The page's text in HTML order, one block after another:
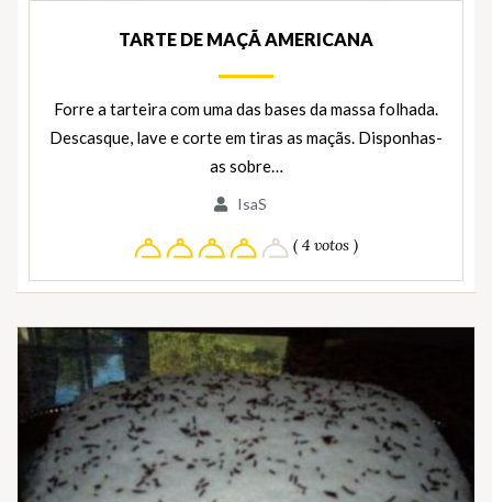
TARTE DE MAÇÃ AMERICANA
Forre a tarteira com uma das bases da massa folhada.
Descasque, lave e corte em tiras as maçãs. Disponhas-
as sobre…
IsaS
( 4 votos )